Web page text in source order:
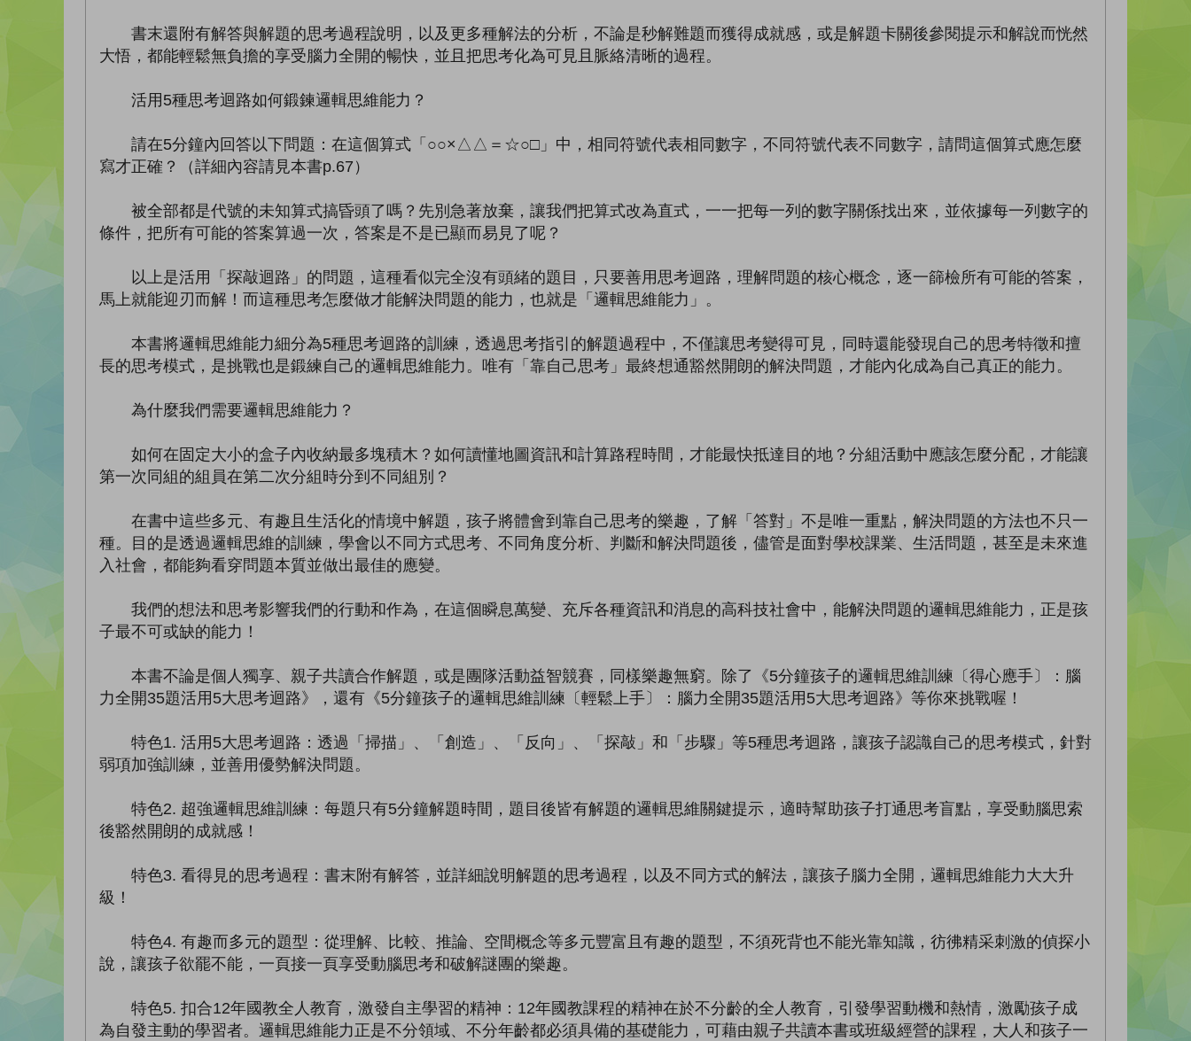
書末還附有解答與解題的思考過程說明，以及更多種解法的分析，不論是秒解難題而獲得成就感，或是解題卡關後參閱提示和解說而恍然
大悟，都能輕鬆無負擔的享受腦力全開的暢快，並且把思考化為可見且脈絡清晰的過程。
活用5種思考迴路如何鍛鍊邏輯思維能力？
請在5分鐘內回答以下問題：在這個算式「○○×△△＝☆○□」中，相同符號代表相同數字，不同符號代表不同數字，請問這個算式應怎麼
寫才正確？（詳細內容請見本書p.67）
被全部都是代號的未知算式搞昏頭了嗎？先別急著放棄，讓我們把算式改為直式，一一把每一列的數字關係找出來，並依據每一列數字的
條件，把所有可能的答案算過一次，答案是不是已顯而易見了呢？
以上是活用「探敲迴路」的問題，這種看似完全沒有頭緒的題目，只要善用思考迴路，理解問題的核心概念，逐一篩檢所有可能的答案，
馬上就能迎刃而解！而這種思考怎麼做才能解決問題的能力，也就是「邏輯思維能力」。
本書將邏輯思維能力細分為5種思考迴路的訓練，透過思考指引的解題過程中，不僅讓思考變得可見，同時還能發現自己的思考特徵和擅
長的思考模式，是挑戰也是鍛練自己的邏輯思維能力。唯有「靠自己思考」最終想通豁然開朗的解決問題，才能內化成為自己真正的能力。
為什麼我們需要邏輯思維能力？
如何在固定大小的盒子內收納最多塊積木？如何讀懂地圖資訊和計算路程時間，才能最快抵達目的地？分組活動中應該怎麼分配，才能讓
第一次同組的組員在第二次分組時分到不同組別？
在書中這些多元、有趣且生活化的情境中解題，孩子將體會到靠自己思考的樂趣，了解「答對」不是唯一重點，解決問題的方法也不只一
種。目的是透過邏輯思維的訓練，學會以不同方式思考、不同角度分析、判斷和解決問題後，儘管是面對學校課業、生活問題，甚至是未來進
入社會，都能夠看穿問題本質並做出最佳的應變。
我們的想法和思考影響我們的行動和作為，在這個瞬息萬變、充斥各種資訊和消息的高科技社會中，能解決問題的邏輯思維能力，正是孩
子最不可或缺的能力！
本書不論是個人獨享、親子共讀合作解題，或是團隊活動益智競賽，同樣樂趣無窮。除了《5分鐘孩子的邏輯思維訓練〔得心應手〕：腦
力全開35題活用5大思考迴路》，還有《5分鐘孩子的邏輯思維訓練〔輕鬆上手〕：腦力全開35題活用5大思考迴路》等你來挑戰喔！
特色1. 活用5大思考迴路：透過「掃描」、「創造」、「反向」、「探敲」和「步驟」等5種思考迴路，讓孩子認識自己的思考模式，針對
弱項加強訓練，並善用優勢解決問題。
特色2. 超強邏輯思維訓練：每題只有5分鐘解題時間，題目後皆有解題的邏輯思維關鍵提示，適時幫助孩子打通思考盲點，享受動腦思索
後豁然開朗的成就感！
特色3. 看得見的思考過程：書末附有解答，並詳細說明解題的思考過程，以及不同方式的解法，讓孩子腦力全開，邏輯思維能力大大升
級！
特色4. 有趣而多元的題型：從理解、比較、推論、空間概念等多元豐富且有趣的題型，不須死背也不能光靠知識，彷彿精采刺激的偵探小
說，讓孩子欲罷不能，一頁接一頁享受動腦思考和破解謎團的樂趣。
特色5. 扣合12年國教全人教育，激發自主學習的精神：12年國教課程的精神在於不分齡的全人教育，引發學習動機和熱情，激勵孩子成
為自發主動的學習者。邏輯思維能力正是不分領域、不分年齡都必須具備的基礎能力，可藉由親子共讀本書或班級經營的課程，大人和孩子一